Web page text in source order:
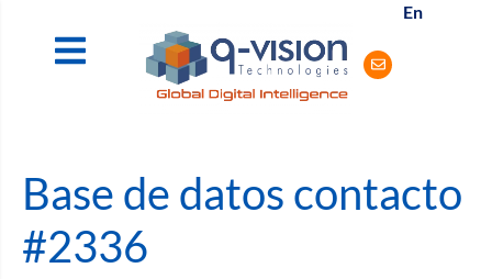
En
Base de datos contacto
#2336